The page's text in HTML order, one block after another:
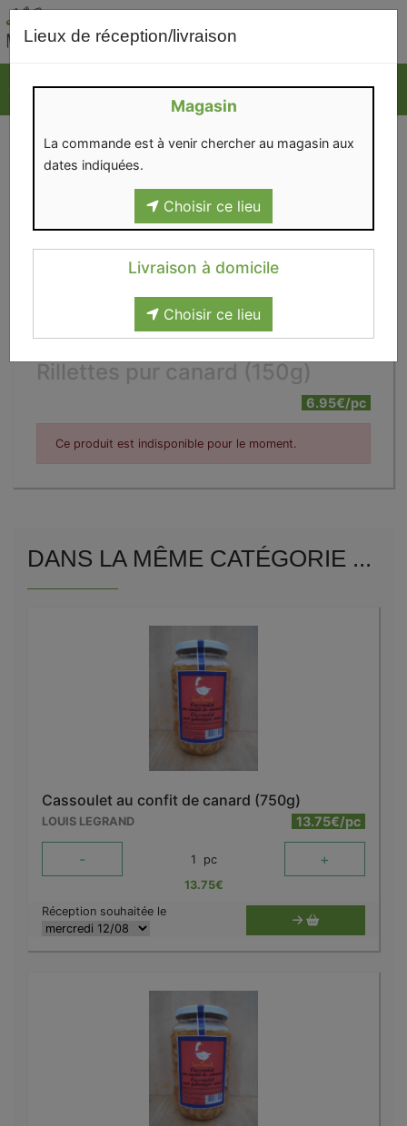
Lieux de réception/livraison
Magasin
La commande est à venir chercher au magasin aux
dates indiquées.
Choisir ce lieu
Livraison à domicile
Choisir ce lieu
Rillettes pur canard (150g)
6.95€/pc
Ce produit est indisponible pour le moment.
DANS LA MÊME CATÉGORIE ...
Cassoulet au confit de canard (750g)
LOUIS LEGRAND 13.75€/pc
- 1 pc +
13.75€
Réception souhaitée le